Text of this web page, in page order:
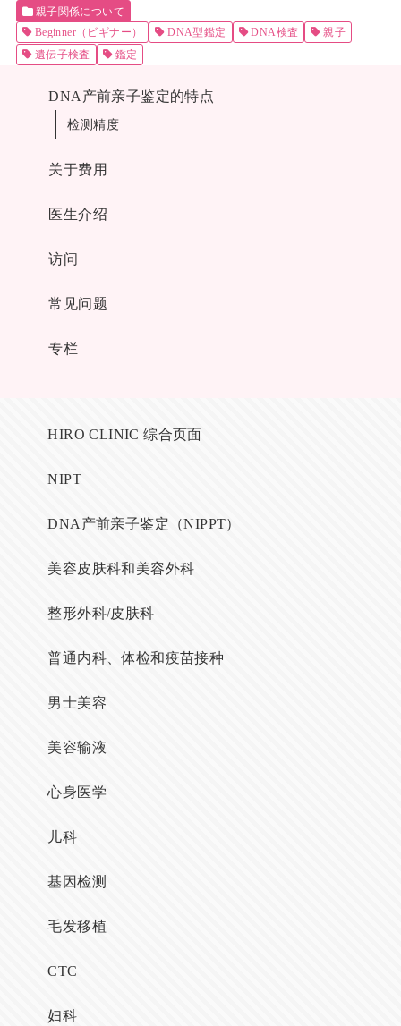
親子関係について
Beginner（ビギナー）
DNA型鑑定 DNA検査
親子
遺伝子検査
鑑定
DNA产前亲子鉴定的特点
检测精度
关于费用
医生介绍
访问
常见问题
专栏
HIRO CLINIC 综合页面
NIPT
DNA产前亲子鉴定（NIPPT）
美容皮肤科和美容外科
整形外科/皮肤科
普通内科、体检和疫苗接种
男士美容
美容输液
心身医学
儿科
基因检测
毛发移植
CTC
妇科